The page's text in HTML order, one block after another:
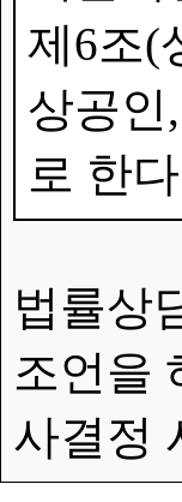
제6조(
상공인
로 한
법률상
조언을
사결정